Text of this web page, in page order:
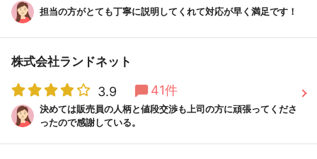
担当の方がとても丁寧に説明してくれて対応が早く満足です！
株式会社ランドネット
3.9 41件
決めては販売員の人柄と値段交渉も上司の方に頑張ってくださ
ったので感謝している。